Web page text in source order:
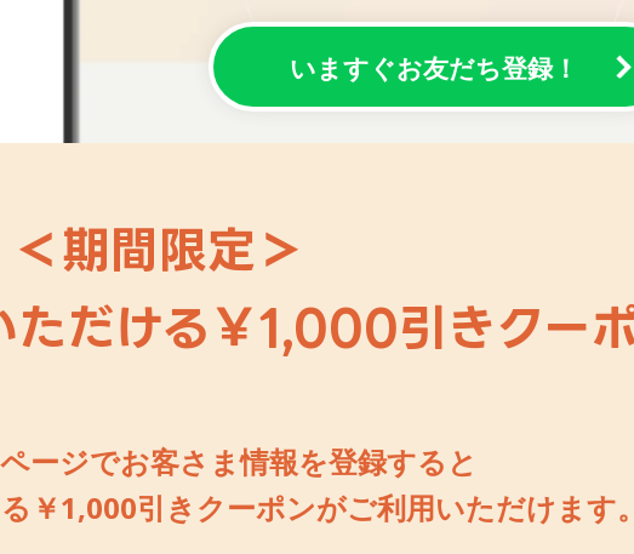
いますぐお友だち登録！
＜期間限定＞
ただける￥1,000引きクー
ージでお客さま情報を登録すると
￥1,000引きクーポンがご利用いただけます。